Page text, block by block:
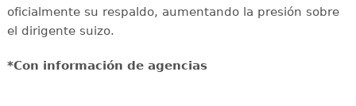
oficialmente su respaldo, aumentando la presión sobre
el dirigente suizo.
*Con información de agencias